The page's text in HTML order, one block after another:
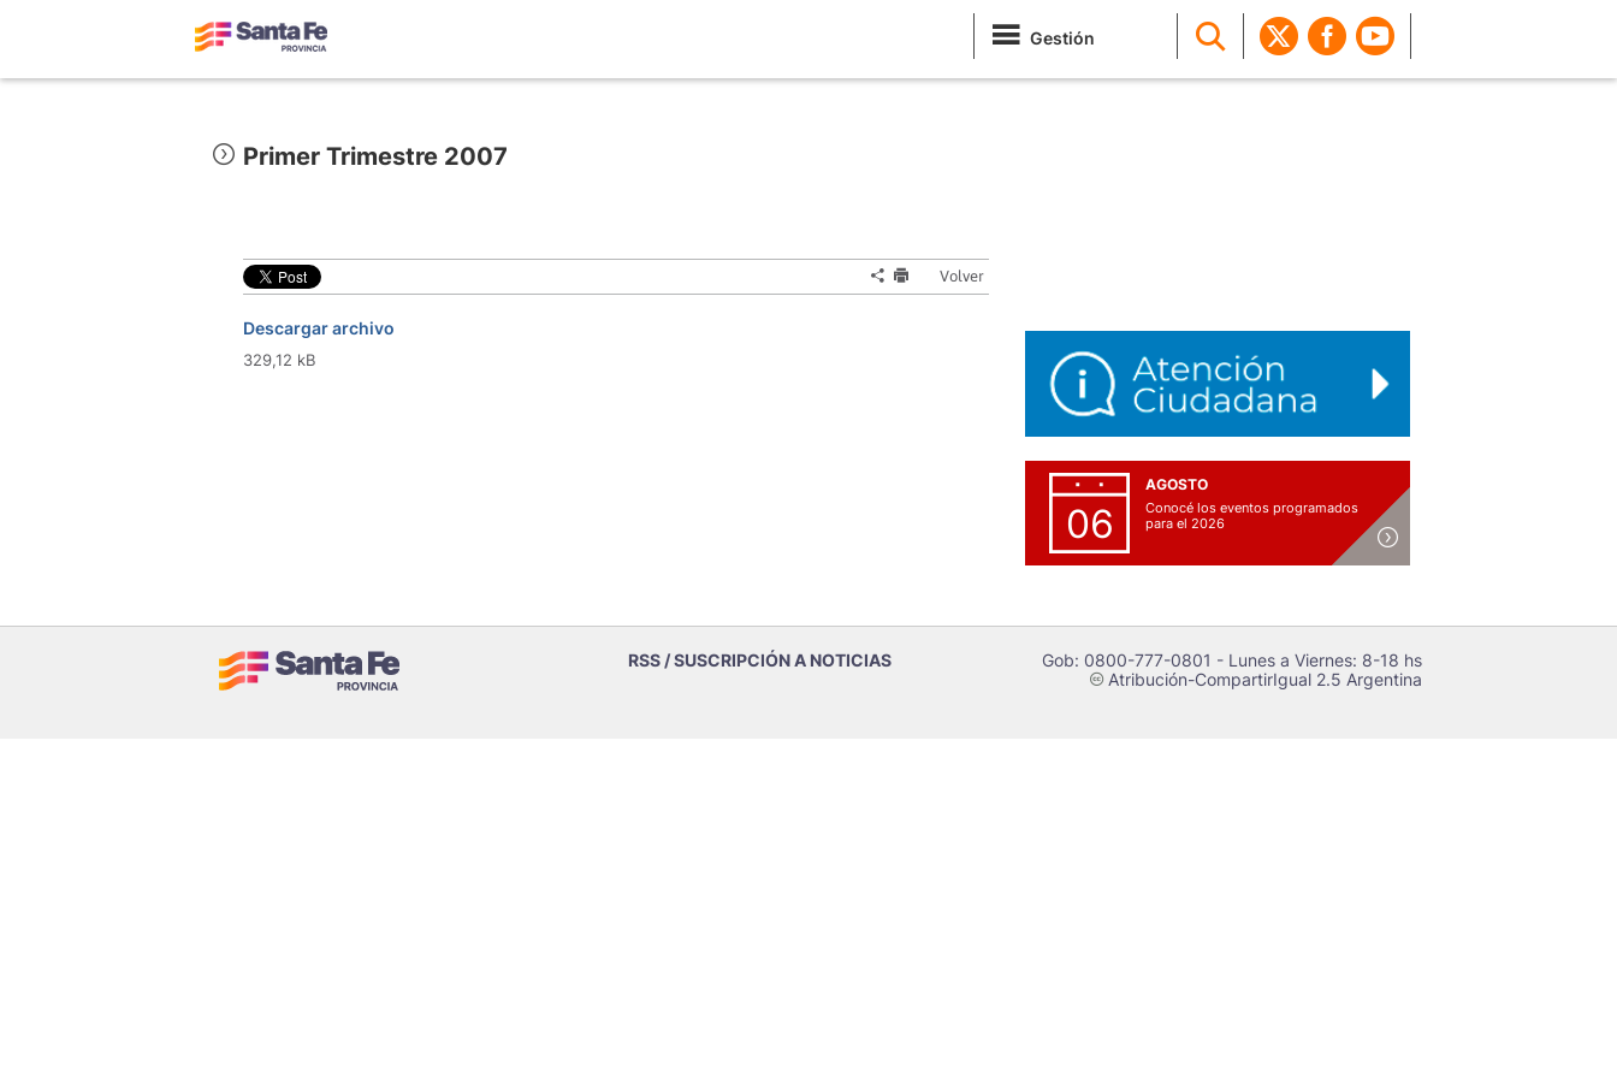
Gestión
Primer Trimestre 2007
Volver
Descargar archivo
329,12 kB
06
AGOSTO
Conocé los eventos programados
para el 2026
RSS / SUSCRIPCIÓN A NOTICIAS Gob: 0800-777-0801 - Lunes a Viernes: 8-18 hs
cAtribución-CompartirIgual 2.5 Argentina